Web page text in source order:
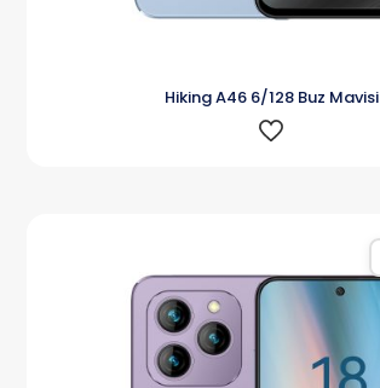
Hiking A46 6/128 Buz Mavisi